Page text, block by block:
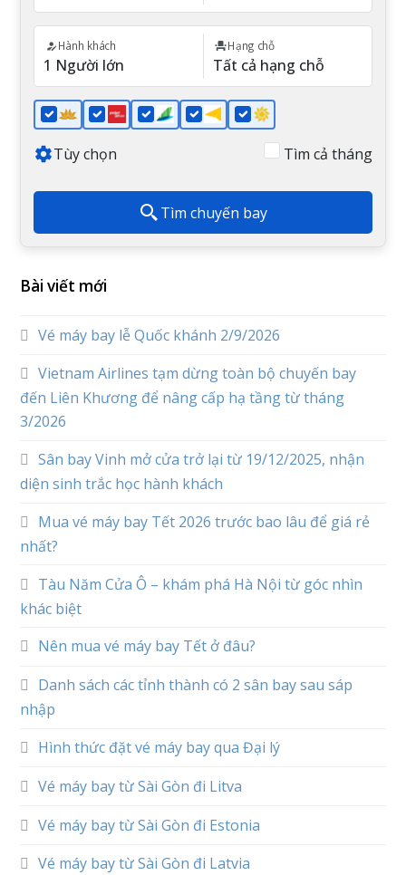
Hành khách Hạng chỗ
Tùy chọn Tìm cả tháng
Tìm chuyến bay
Bài viết mới
Vé máy bay lễ Quốc khánh 2/9/2026
Vietnam Airlines tạm dừng toàn bộ chuyến bay
đến Liên Khương để nâng cấp hạ tầng từ tháng
3/2026
Sân bay Vinh mở cửa trở lại từ 19/12/2025, nhận
diện sinh trắc học hành khách
Mua vé máy bay Tết 2026 trước bao lâu để giá rẻ
nhất?
Tàu Năm Cửa Ô – khám phá Hà Nội từ góc nhìn
khác biệt
Nên mua vé máy bay Tết ở đâu?
Danh sách các tỉnh thành có 2 sân bay sau sáp
nhập
Hình thức đặt vé máy bay qua Đại lý
Vé máy bay từ Sài Gòn đi Litva
Vé máy bay từ Sài Gòn đi Estonia
Vé máy bay từ Sài Gòn đi Latvia